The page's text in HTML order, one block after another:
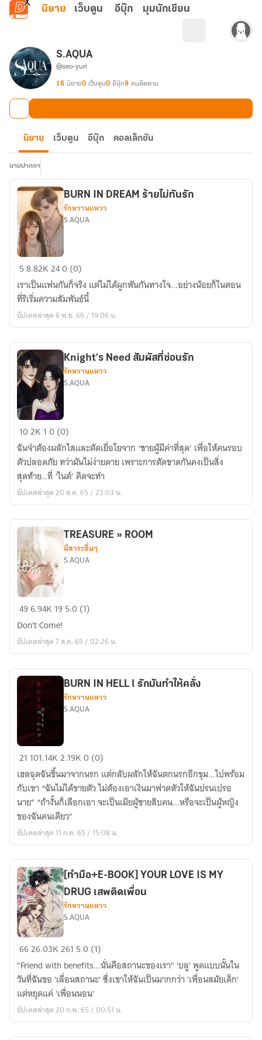
ข้ามไปยังเนื้อหาหลัก
นิยาย เว็บตูน อีบุ๊ก มุมนักเขียน
S.AQUA
@seo-yuri
16 นิยาย0 เว็บตูน0 อีบุ๊ก9 คนติดตาม
นิยาย เว็บตูน อีบุ๊ก คอลเล็กชัน
นามปากกา
BURN
DREAM
ร้าย
ไม่ทัน
BURN IN DREAM ร้ายไม่ทันรัก
รักหวานแหวว
S.AQUA
58.82K240 (0)
เราเป็นแฟนกันก็จริง แต่ไม่ได้ผูกพันกันทางใจ...อย่างน้อยก็ในตอน
ที่ริเริ่มความสัมพันธ์นี้
อัปเดตล่าสุด 6 พ.ย. 66 / 19:06 น.
Knight's
Need
สัมผัส
ที่
ซ่อน
รัก
Knight's Need สัมผัสที่ซ่อนรัก
รักหวานแหวว
S.AQUA
102K 10 (0)
ฉันจำต้องผลักไสและตัดเยื่อใยจาก ‘ชายผู้มีค่าที่สุด’ เพื่อให้คนรอบ
ตัวปลอดภัย ทว่ามันไม่ง่ายดาย เพราะการตัดขาดกันคงเป็นสิ่ง
สุดท้าย…ที่ ‘ไนต์’ คิดจะทำ
อัปเดตล่าสุด 20 ส.ค. 65 / 23:03 น.
TREASURE
ROOM
TREASURE » ROOM
มีสาระอื่นๆ
S.AQUA
496.94K 19 5.0 (1)
Don't Come!
อัปเดตล่าสุด 7 ส.ค. 65 / 02:26 น.
BURN
HELL
l
รัก
มัน
ทำให้
BURN IN HELL l รักมันทำให้คลั่ง
รักหวานแหวว
S.AQUA
21 101.14K2.19K0 (0)
เฮลฉุดฉันขึ้นมาจากนรก แต่กลับผลักให้ฉันตกนรกอีกขุม...ไปพร้อม
กับเขา “ฉันไม่ได้ขายตัว ไม่ต้องเอาเงินมาฟาดหัวให้ฉันปรนเปรอ
นาย” “ถ้างั้นก็เลือกเอา จะเป็นเมียผู้ชายสิบคน...หรือจะเป็นผู้หญิง
ของฉันคนเดียว”
อัปเดตล่าสุด 11 ก.ค. 65 / 15:08 น.
[ทำ
BOOK]
YOUR
LOVE
IS
[ทำมือ+E-BOOK] YOUR LOVE IS MY
DRUG เสพติดเพื่อน
รักหวานแหวว
S.AQUA
6626.03K261 5.0 (1)
"Friend with benefits...นั่นคือสถานะของเรา" 'บลู' พูดแบบนั้นใน
วันที่ฉันขอ 'เลื่อนสถานะ' ซึ่งเขาให้ฉันเป็นมากกว่า 'เพื่อนสมัยเด็ก'
แต่หยุดแค่ 'เพื่อนนอน'
อัปเดตล่าสุด 20 ก.พ. 65 / 00:51 น.